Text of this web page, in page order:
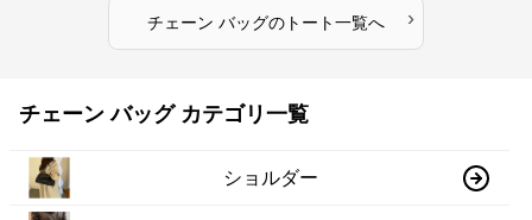
チェーン バッグのトート一覧へ ›
チェーン バッグ カテゴリ一覧
ショルダー